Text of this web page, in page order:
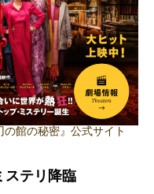
館の秘密』公式サイト
テリ降臨